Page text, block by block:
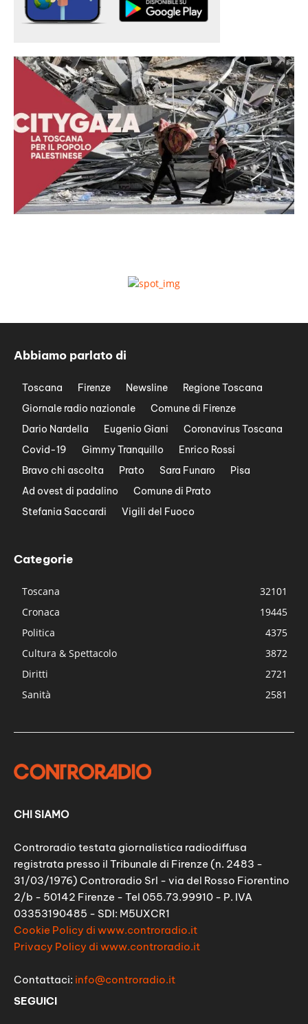
Abbiamo parlato di
Toscana Firenze Newsline
Regione Toscana
Giornale radio nazionale
Comune di Firenze
Dario Nardella
Eugenio Giani
Coronavirus Toscana
Covid-19
Gimmy Tranquillo
Enrico Rossi
Bravo chi ascolta
Prato Sara Funaro
Pisa
Ad ovest di padalino
Comune di Prato
Stefania Saccardi
Vigili del Fuoco
Categorie
Toscana
32101
Cronaca
19445
Politica
4375
Cultura & Spettacolo
3872
Diritti
2721
Sanità
2581
CHI SIAMO
Controradio testata giornalistica radiodiffusa
registrata presso il Tribunale di Firenze (n. 2483 -
31/03/1976) Controradio Srl - via del Rosso Fiorentino
2/b - 50142 Firenze - Tel 055.73.99910 - P. IVA
03353190485 - SDI: M5UXCR1
Cookie Policy di www.controradio.it
Privacy Policy di www.controradio.it
Contattaci: info@controradio.it
SEGUICI